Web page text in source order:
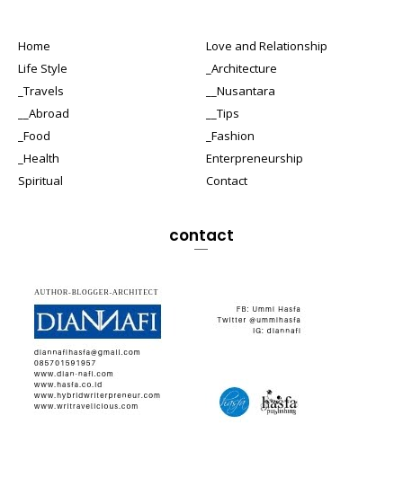
Home
Love and Relationship
Life Style
_Architecture
_Travels
__Nusantara
__Abroad
__Tips
_Food
_Fashion
_Health
Enterpreneurship
Spiritual
Contact
contact